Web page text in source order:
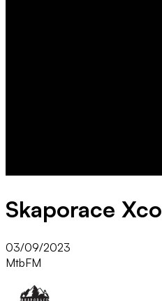
Skaporace Xco
03/09/2023
MtbFM